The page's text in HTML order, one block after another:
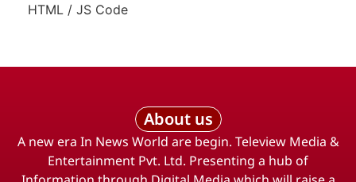
HTML / JS Code
About us
A new era In News World are begin. Teleview Media &
Entertainment Pvt. Ltd. Presenting a hub of